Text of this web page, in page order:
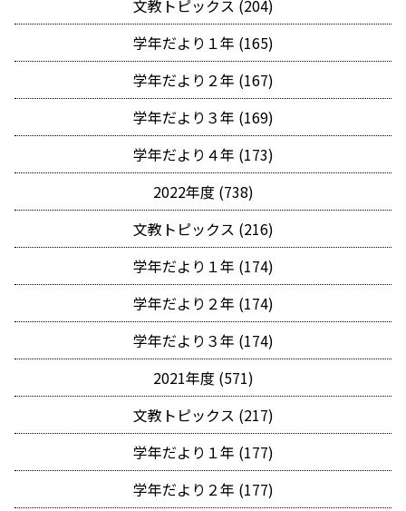
文教トピックス (204)
学年だより１年 (165)
学年だより２年 (167)
学年だより３年 (169)
学年だより４年 (173)
2022年度 (738)
文教トピックス (216)
学年だより１年 (174)
学年だより２年 (174)
学年だより３年 (174)
2021年度 (571)
文教トピックス (217)
学年だより１年 (177)
学年だより２年 (177)